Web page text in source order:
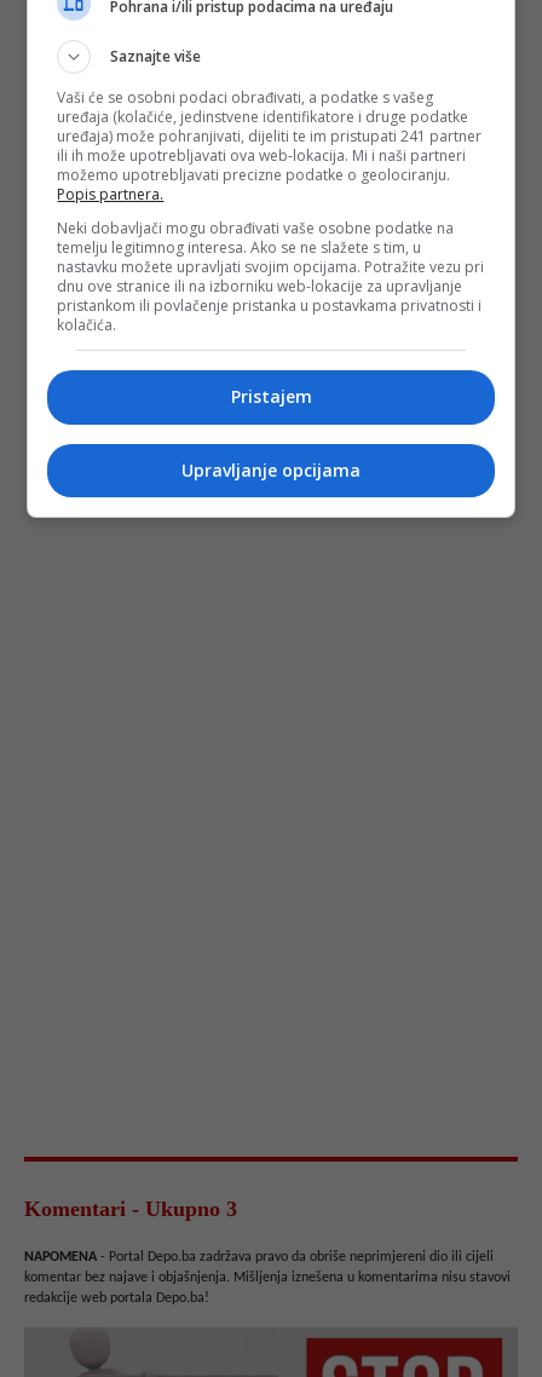
Komentari - Ukupno 3
NAPOMENA - Portal Depo.ba zadržava pravo da obriše neprimjereni dio ili cijeli
komentar bez najave i objašnjenja. Mišljenja iznešena u komentarima nisu stavovi
redakcije web portala Depo.ba!
Pohrana i/ili pristup podacima na uređaju
Saznajte više
Vaši će se osobni podaci obrađivati, a podatke s vašeg
uređaja (kolačiće, jedinstvene identifikatore i druge podatke
uređaja) može pohranjivati, dijeliti te im pristupati 241 partner
ili ih može upotrebljavati ova web-lokacija. Mi i naši partneri
možemo upotrebljavati precizne podatke o geolociranju.
Popis partnera.
Neki dobavljači mogu obrađivati vaše osobne podatke na
temelju legitimnog interesa. Ako se ne slažete s tim, u
nastavku možete upravljati svojim opcijama. Potražite vezu pri
dnu ove stranice ili na izborniku web-lokacije za upravljanje
pristankom ili povlačenje pristanka u postavkama privatnosti i
kolačića.
Pristajem
Upravljanje opcijama